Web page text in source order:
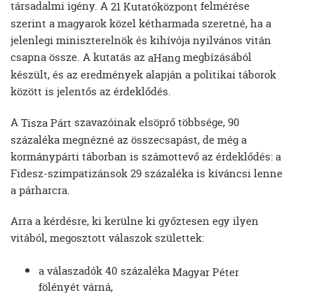
társadalmi igény. A21 Kutatóközpont felmérése
szerint a magyarok közel kétharmada szeretné, ha a
jelenlegi miniszterelnök és kihívója nyilvános vitán
csapna össze. A kutatás az aHangmegbízásából
készült, és az eredmények alapján a politikai táborok
között is jelentős az érdeklődés.
ATisza Párt szavazóinak elsöprő többsége, 90
százaléka megnézné az összecsapást, de még a
kormánypárti táborban is számottevő az érdeklődés: a
Fidesz-szimpatizánsok 29 százaléka is kíváncsi lenne
a párharcra.
Arra a kérdésre, ki kerülne ki győztesen egy ilyen
vitából, megosztott válaszok születtek:
a válaszadók 40 százalékaMagyar Péter
fölényét várná,